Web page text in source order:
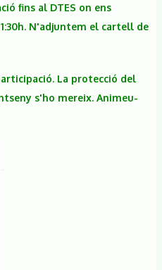
fins al DTES on ens
N'adjuntem el cartell de
La protecció del
s'ho mereix. Animeu-